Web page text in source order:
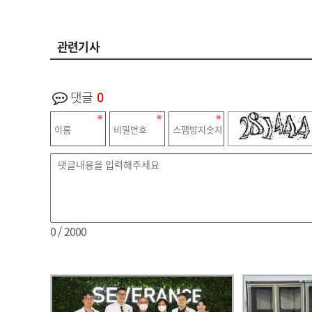
관련기사
댓글 0
0/ 2000